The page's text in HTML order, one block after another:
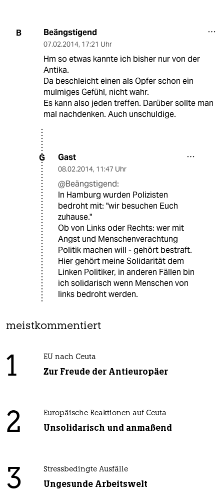
B Beängstigend
07.02.2014, 17:21 Uhr
Hm so etwas kannte ich bisher nur von der
Antika.
Da beschleicht einen als Opfer schon ein
mulmiges Gefühl, nicht wahr.
Es kann also jeden treffen. Darüber sollte man
mal nachdenken. Auch unschuldige.
G Gast
08.02.2014, 11:47 Uhr
@Beängstigend:
In Hamburg wurden Polizisten
bedroht mit: "wir besuchen Euch
zuhause."
Ob von Links oder Rechts: wer mit
Angst und Menschenverachtung
Politik machen will - gehört bestraft.
Hier gehört meine Solidarität dem
Linken Politiker, in anderen Fällen bin
ich solidarisch wenn Menschen von
links bedroht werden.
meistkommentiert
1 EU nach Ceuta
Zur Freude der Antieuropäer
2 Europäische Reaktionen auf Ceuta
Unsolidarisch und anmaßend
3 Stressbedingte Ausfälle
Ungesunde Arbeitswelt